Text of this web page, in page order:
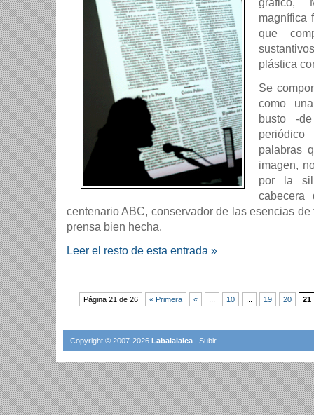
gráfico,
magní­fica
que
plástica
Se
como
busto -
palabras
imagen,
por la
centenario ABC, conservador de las esencias
prensa bien hecha.
Leer el resto de esta entrada »
Página 21 de 26 « Primera « 10 19 20 21
Copyright © 2007-2026 Labalalaica | Subir